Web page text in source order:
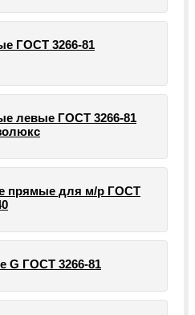
ГОСТ 3266-81
левые ГОСТ 3266-81
прямые для м/р ГОСТ
G ГОСТ 3266-81